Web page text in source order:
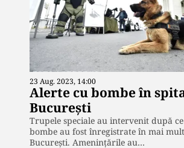
23 Aug. 2023, 14:00
Alerte cu bombe în
București
Trupele speciale au intervenit după
bombe au fost înregistrate în mai
București. Amenințările au…